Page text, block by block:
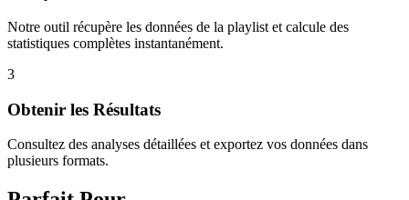
Notre outil récupère les données de la playlist et calcule des
statistiques complètes instantanément.
3
Obtenir les Résultats
Consultez des analyses détaillées et exportez vos données dans
plusieurs formats.